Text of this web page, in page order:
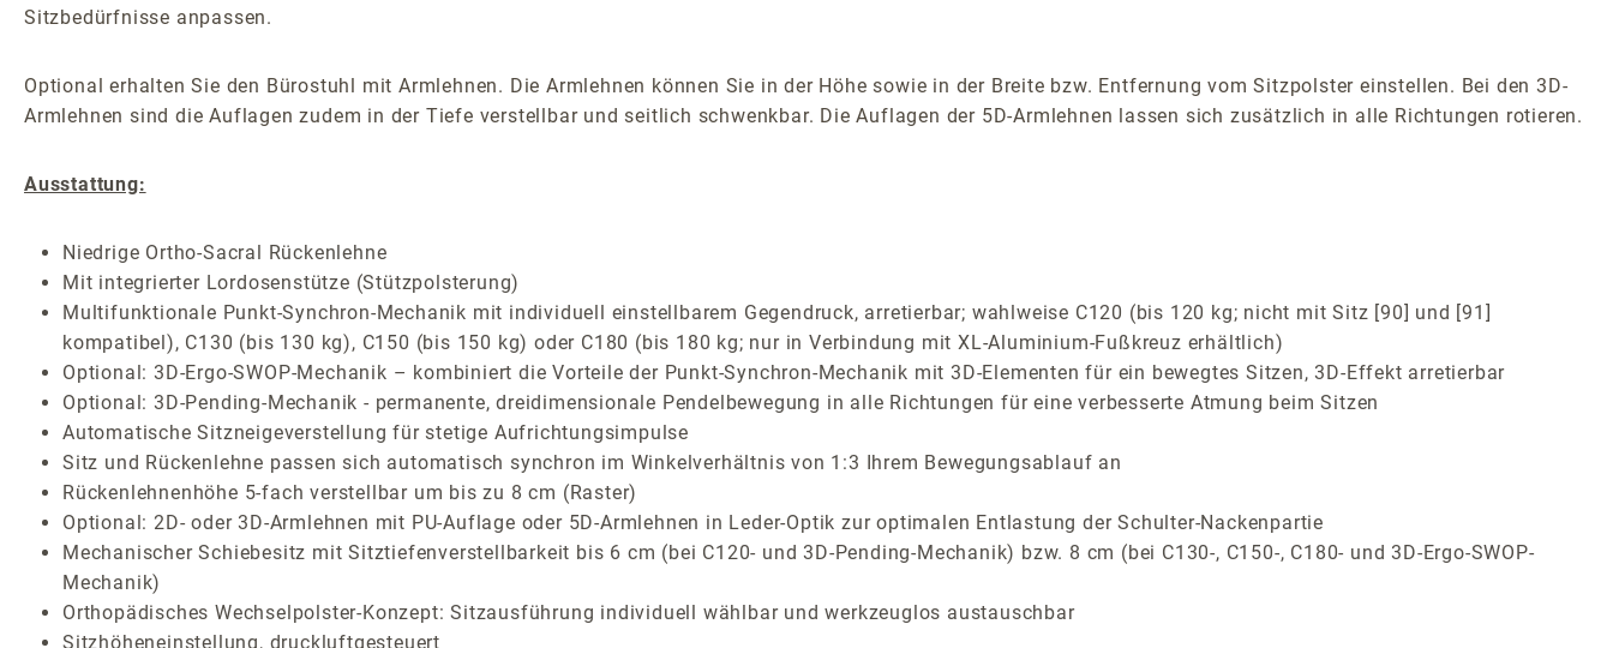
Sitzbedürfnisse anpassen.
Optional erhalten Sie den Bürostuhl mit Armlehnen. Die Armlehnen können Sie in der Höhe sowie in der Breite bzw. Entfernung vom Sitzpolster einstellen. Bei den 3D-
Armlehnen sind die Auflagen zudem in der Tiefe verstellbar und seitlich schwenkbar. Die Auflagen der 5D-Armlehnen lassen sich zusätzlich in alle Richtungen rotieren.
Ausstattung:
Niedrige Ortho-Sacral Rückenlehne
Mit integrierter Lordosenstütze (Stützpolsterung)
Multifunktionale Punkt-Synchron-Mechanik mit individuell einstellbarem Gegendruck, arretierbar; wahlweise C120 (bis 120 kg; nicht mit Sitz [90] und [91]
kompatibel), C130 (bis 130 kg), C150 (bis 150 kg) oder C180 (bis 180 kg; nur in Verbindung mit XL-Aluminium-Fußkreuz erhältlich)
Optional: 3D-Ergo-SWOP-Mechanik – kombiniert die Vorteile der Punkt-Synchron-Mechanik mit 3D-Elementen für ein bewegtes Sitzen, 3D-Effekt arretierbar
Optional: 3D-Pending-Mechanik - permanente, dreidimensionale Pendelbewegung in alle Richtungen für eine verbesserte Atmung beim Sitzen
Automatische Sitzneigeverstellung für stetige Aufrichtungsimpulse
Sitz und Rückenlehne passen sich automatisch synchron im Winkelverhältnis von 1:3 Ihrem Bewegungsablauf an
Rückenlehnenhöhe 5-fach verstellbar um bis zu 8 cm (Raster)
Optional: 2D- oder 3D-Armlehnen mit PU-Auflage oder 5D-Armlehnen in Leder-Optik zur optimalen Entlastung der Schulter-Nackenpartie
Mechanischer Schiebesitz mit Sitztiefenverstellbarkeit bis 6 cm (bei C120- und 3D-Pending-Mechanik) bzw. 8 cm (bei C130-, C150-, C180- und 3D-Ergo-SWOP-
Mechanik)
Orthopädisches Wechselpolster-Konzept: Sitzausführung individuell wählbar und werkzeuglos austauschbar
Sitzhöheneinstellung, druckluftgesteuert